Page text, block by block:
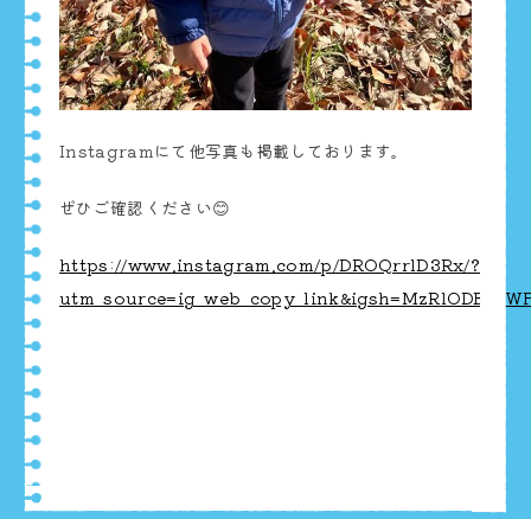
Instagramにて他写真も掲載しております。
ぜひご確認ください😊
https://www.instagram.com/p/DROQrrlD3Rx/?